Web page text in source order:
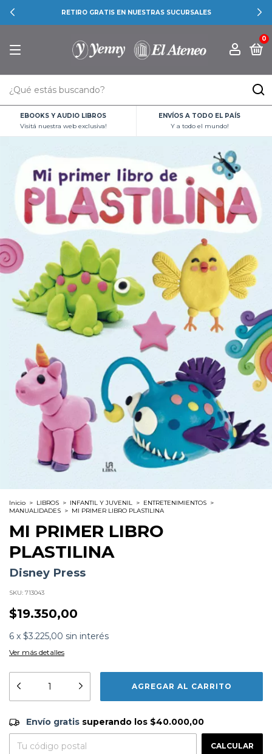
RETIRO GRATIS EN NUESTRAS SUCURSALES
0
EBOOKS Y AUDIO LIBROS
Visitá nuestra web exclusiva!
ENVÍOS A TODO EL PAÍS
Y a todo el mundo!
Inicio > LIBROS > INFANTIL Y JUVENIL > ENTRETENIMIENTOS >
MANUALIDADES > MI PRIMER LIBRO PLASTILINA
MI PRIMER LIBRO
PLASTILINA
Disney Press
SKU: 713043
$19.350,00
6 x $3.225,00 sin interés
Ver más detalles
Envío gratis $40.000,00
Entregas para el CP: CAMBIAR CP
Envío gratis superando los $40.000,00
CALCULAR
Editorial:Disney Press
Idioma:Español
9788466241243